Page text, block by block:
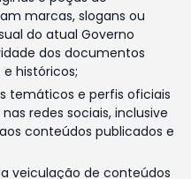
marcas, slogans ou
do atual Governo
dos documentos
históricos;
temáticos e perfis oficiais
redes sociais, inclusive
conteúdos publicados e
veiculação de conteúdos